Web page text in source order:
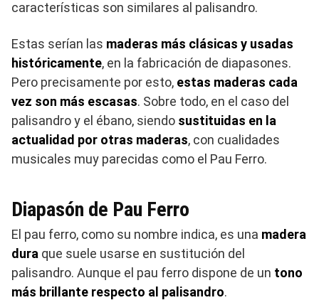
características son similares al palisandro.
Estas serían las maderas más clásicas y usadas
históricamente, en la fabricación de diapasones.
Pero precisamente por esto, estas maderas cada
vez son más escasas. Sobre todo, en el caso del
palisandro y el ébano, siendo sustituidas en la
actualidad por otras maderas, con cualidades
musicales muy parecidas como el Pau Ferro.
Diapasón de Pau Ferro
El pau ferro, como su nombre indica, es una madera
dura que suele usarse en sustitución del
palisandro. Aunque el pau ferro dispone de un tono
más brillante respecto al palisandro.